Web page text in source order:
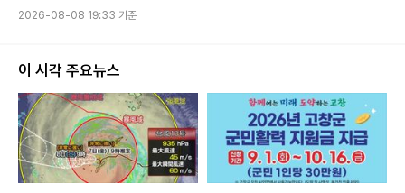
2026-08-08 19:33 기준
이 시각 주요뉴스